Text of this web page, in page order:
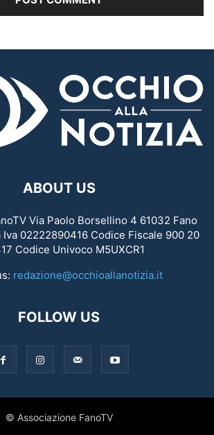
ABOUT US
Via Paolo Borsellino 4 61032 Fano
Iva 02222890416 Codice Fiscale 900 20
Codice Univoco M5UXCR1
redazione@occhioallanotizia.it
FOLLOW US
© Associazione FanoTV